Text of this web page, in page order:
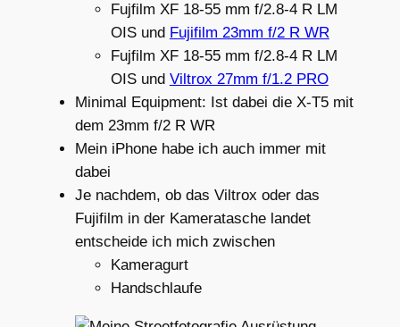
Fujfilm XF 18-55 mm f/2.8-4 R LM
OIS und Fujifilm 23mm f/2 R WR
Fujfilm XF 18-55 mm f/2.8-4 R LM
OIS und Viltrox 27mm f/1.2 PRO
Minimal Equipment: Ist dabei die X-T5 mit
dem 23mm f/2 R WR
Mein iPhone habe ich auch immer mit
dabei
Je nachdem, ob das Viltrox oder das
Fujifilm in der Kameratasche landet
entscheide ich mich zwischen
Kameragurt
Handschlaufe